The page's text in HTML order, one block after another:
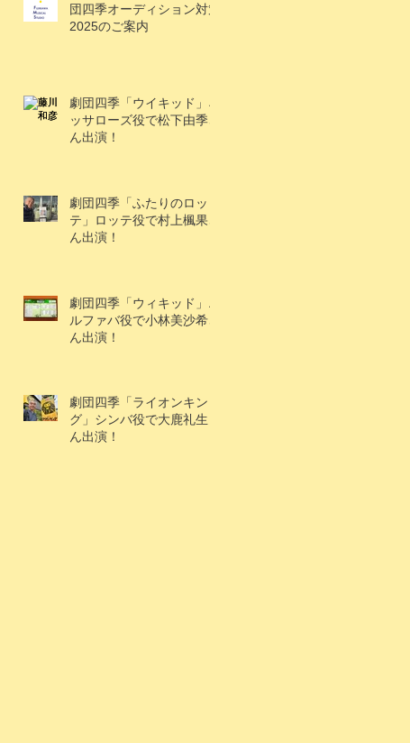
団四季オーディション対策
2025のご案内
劇団四季「ウイキッド」ネ
ッサローズ役で松下由季さ
ん出演！
劇団四季「ふたりのロッ
テ」ロッテ役で村上楓果さ
ん出演！
劇団四季「ウィキッド」エ
ルファバ役で小林美沙希さ
ん出演！
劇団四季「ライオンキン
グ」シンバ役で大鹿礼生く
ん出演！